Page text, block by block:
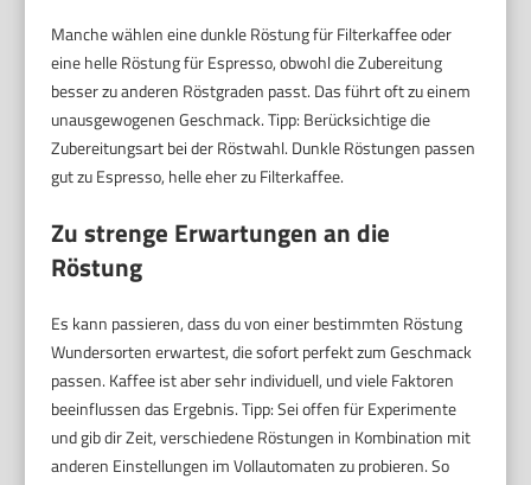
Manche wählen eine dunkle Röstung für Filterkaffee oder
eine helle Röstung für Espresso, obwohl die Zubereitung
besser zu anderen Röstgraden passt. Das führt oft zu einem
unausgewogenen Geschmack. Tipp: Berücksichtige die
Zubereitungsart bei der Röstwahl. Dunkle Röstungen passen
gut zu Espresso, helle eher zu Filterkaffee.
Zu strenge Erwartungen an die
Röstung
Es kann passieren, dass du von einer bestimmten Röstung
Wundersorten erwartest, die sofort perfekt zum Geschmack
passen. Kaffee ist aber sehr individuell, und viele Faktoren
beeinflussen das Ergebnis. Tipp: Sei offen für Experimente
und gib dir Zeit, verschiedene Röstungen in Kombination mit
anderen Einstellungen im Vollautomaten zu probieren. So